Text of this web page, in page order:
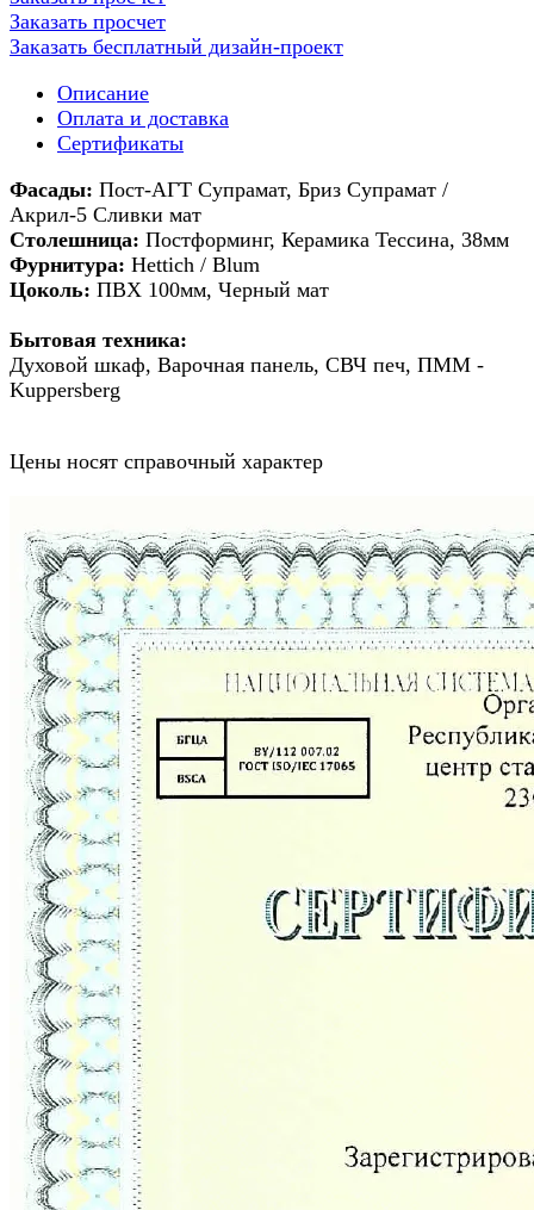
Заказать просчет
Заказать бесплатный дизайн-проект
Описание
Оплата и доставка
Сертификаты
Фасады: Пост-АГТ Супрамат, Бриз Супрамат /
Акрил-5 Сливки мат
Столешница: Постформинг, Керамика Тессина, 38мм
Фурнитура: Hettich / Blum
Цоколь: ПВХ 100мм, Черный мат
Бытовая техника:
Духовой шкаф, Варочная панель, СВЧ печ, ПММ -
Kuppersberg
Цены носят справочный характер